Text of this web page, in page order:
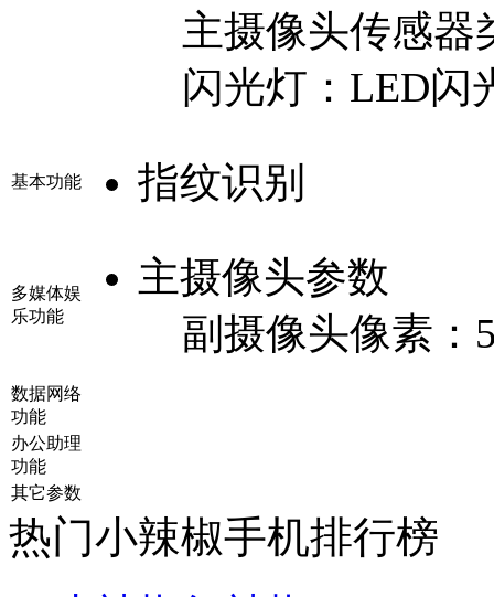
主摄像头传感器
闪光灯： LED闪
基本功能 指纹识别
多媒体娱
乐功能
主摄像头参数
副摄像头像素：
数据网络
功能
办公助理
功能
其它参数
热门小辣椒手机排行榜